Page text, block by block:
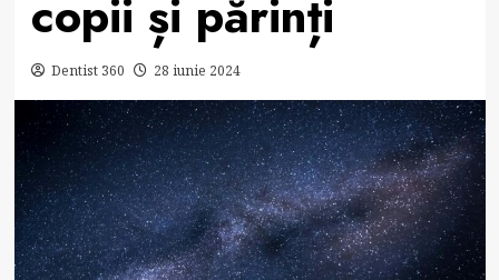
copii și părinți
Dentist 360 28 iunie 2024